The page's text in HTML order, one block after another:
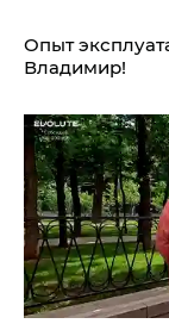
Опыт
Владимир!